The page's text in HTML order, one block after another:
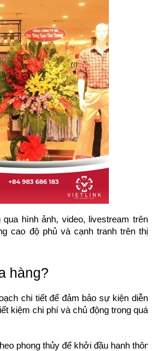
hình ảnh, video, livestream trên
cao độ phủ và cạnh tranh trên thị
hàng?
chi tiết để đảm bảo sự kiện diễn
kiệm chi phí và chủ động trong quá
phong thủy để khởi đầu hanh thông.